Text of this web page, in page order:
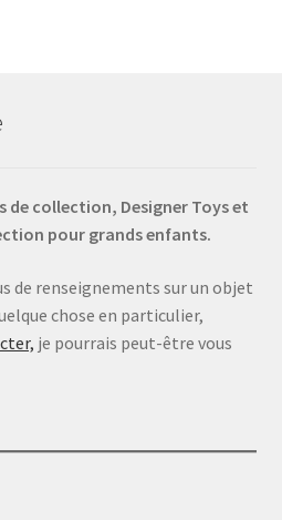
collection, Designer Toys et
pour grands enfants.
de renseignements sur un objet
chose en particulier,
je pourrais peut-être vous